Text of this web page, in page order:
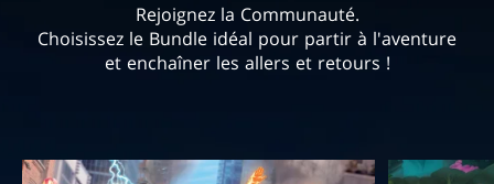
Rejoignez la Communauté.
Choisissez le Bundle idéal pour partir à l'aventure
et enchaîner les allers et retours !